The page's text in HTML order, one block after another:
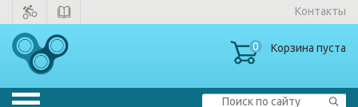
Контакты
0 Корзина пуста